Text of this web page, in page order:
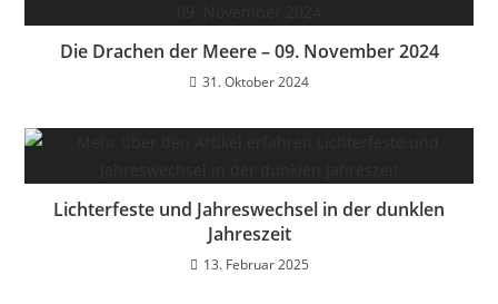
Die Drachen der Meere – 09. November 2024
31. Oktober 2024
Lichterfeste und Jahreswechsel in der dunklen
Jahreszeit
13. Februar 2025